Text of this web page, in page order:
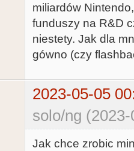
miliardów
funduszy na R&D
niestety. Jak dla
gówno (czy
2023-05-05
solo/ng
Jak chce zrobic